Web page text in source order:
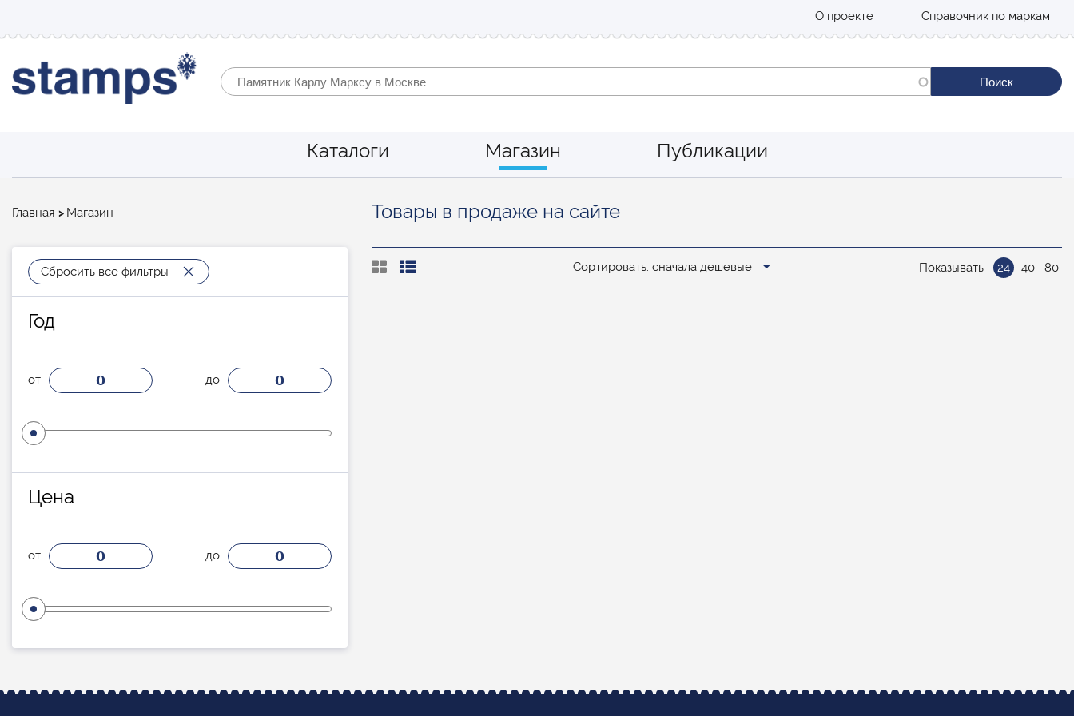
О проекте Справочник по маркам
Каталоги Магазин Публикации
Строка
Главная Магазин Товары в продаже на сайте
Сбросить все фильтры
Год
от 0 до 0
Цена
от 0 до 0
Сортировать: сначала дешевые Показывать 24 40 80